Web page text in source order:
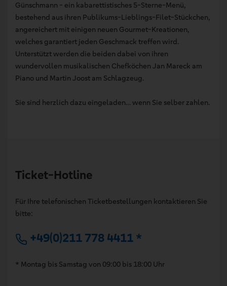
Günschmann - ein kabarettistisches 5-Sterne-Menü,
bestehend aus ihren Publikums-Lieblings-Filet-Stückchen,
angereichert mit einigen neuen Gourmet-Kreationen,
welches garantiert jeden Geschmack treffen wird.
Unterstützt werden die beiden dabei von ihren
wundervollen musikalischen Chefköchen Jan Mareck am
Piano und Martin Joost am Schlagzeug.
Sie sind herzlich dazu eingeladen… wenn Sie selber zahlen.
Ticket-Hotline
Für Ihre telefonischen Ticketbestellungen kontaktieren Sie
bitte:
+49(0)211 778 4411 *
* Montag bis Samstag von 09:00 bis 18:00 Uhr